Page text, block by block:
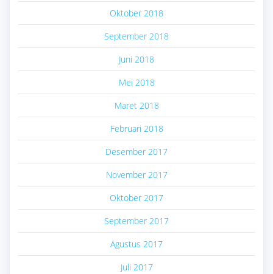
Oktober 2018
September 2018
Juni 2018
Mei 2018
Maret 2018
Februari 2018
Desember 2017
November 2017
Oktober 2017
September 2017
Agustus 2017
Juli 2017